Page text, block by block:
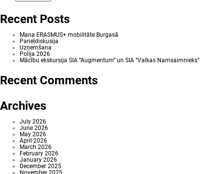
Recent Posts
Mana ERASMUS+ mobilitāte Burgasā
Paneļdiskusija
Uzņemšana
Polija 2026
Mācību ekskursija SIA “Augmentum” un SIA “Valkas Namsaimnieks”
Recent Comments
Archives
July 2026
June 2026
May 2026
April 2026
March 2026
February 2026
January 2026
December 2025
November 2025